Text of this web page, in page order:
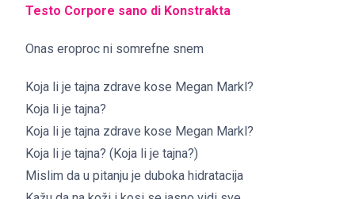
Testo Corpore sano di Konstrakta
Onas eroproc ni somrefne snem
Koja li je tajna zdrave kose Megan Markl?
Koja li je tajna?
Koja li je tajna zdrave kose Megan Markl?
Koja li je tajna? (Koja li je tajna?)
Mislim da u pitanju je duboka hidratacija